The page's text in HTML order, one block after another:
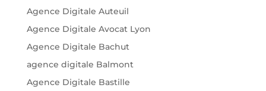
Agence Digitale Auteuil
Agence Digitale Avocat Lyon
Agence Digitale Bachut
agence digitale Balmont
Agence Digitale Bastille